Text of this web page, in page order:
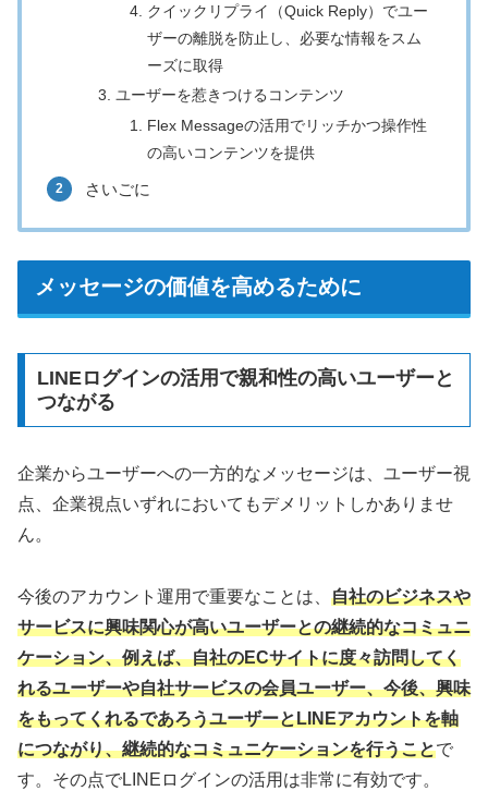
クイックリプライ（Quick Reply）でユー
ザーの離脱を防止し、必要な情報をスム
ーズに取得
ユーザーを惹きつけるコンテンツ
Flex Messageの活用でリッチかつ操作性
の高いコンテンツを提供
さいごに
メッセージの価値を高めるために
LINEログインの活用で親和性の高いユーザーと
つながる
企業からユーザーへの一方的なメッセージは、ユーザー視
点、企業視点いずれにおいてもデメリットしかありませ
ん。
今後のアカウント運用で重要なことは、 自社のビジネスや
サービスに興味関心が高いユーザーとの継続的なコミュニ
ケーション、例えば、自社のECサイトに度々訪問してく
れるユーザーや自社サービスの会員ユーザー、今後、興味
をもってくれるであろうユーザーとLINEアカウントを軸
につながり、継続的なコミュニケーションを行うことで
す。その点でLINEログインの活用は非常に有効です。